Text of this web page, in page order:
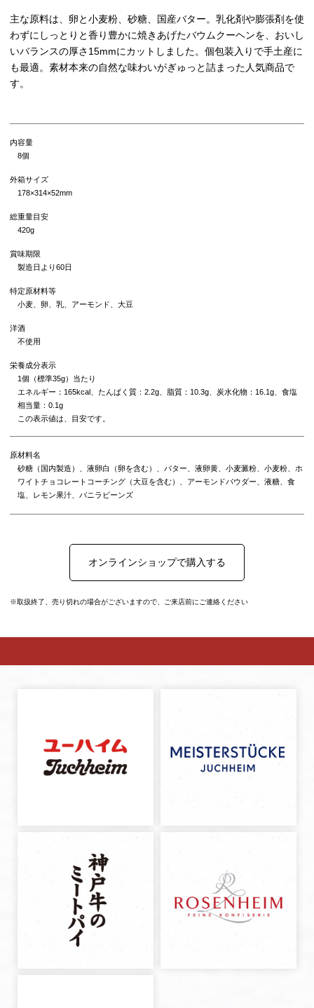
主な原料は、卵と小麦粉、砂糖、国産バター。乳化剤や膨張剤を使
わずにしっとりと香り豊かに焼きあげたバウムクーヘンを、おいし
いバランスの厚さ15mmにカットしました。個包装入りで手土産に
も最適。素材本来の自然な味わいがぎゅっと詰まった人気商品で
す。
内容量
8個
外箱サイズ
178×314×52mm
総重量目安
420g
賞味期限
製造日より60日
特定原材料等
小麦、卵、乳、アーモンド、大豆
洋酒
不使用
栄養成分表示
1個（標準35g）当たり
エネルギー：165kcal、たんぱく質：2.2g、脂質：10.3g、炭水化物：16.1g、食塩
相当量：0.1g
この表示値は、目安です。
原材料名
砂糖（国内製造）、液卵白（卵を含む）、バター、液卵黄、小麦澱粉、小麦粉、ホ
ワイトチョコレートコーチング（大豆を含む）、アーモンドパウダー、液糖、食
塩、レモン果汁、バニラビーンズ
オンラインショップで購入する
※取扱終了、売り切れの場合がございますので、ご来店前にご連絡ください